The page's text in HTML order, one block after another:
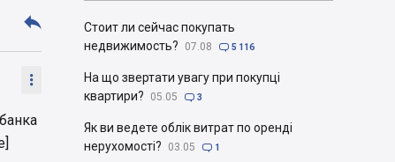


Стоит ли сейчас покупать
недвижимость?
07.08  5 116
На що звертати увагу при покупці
квартири?
05.05  3
Як ви ведете облік витрат по оренді
нерухомості?
03.05  1